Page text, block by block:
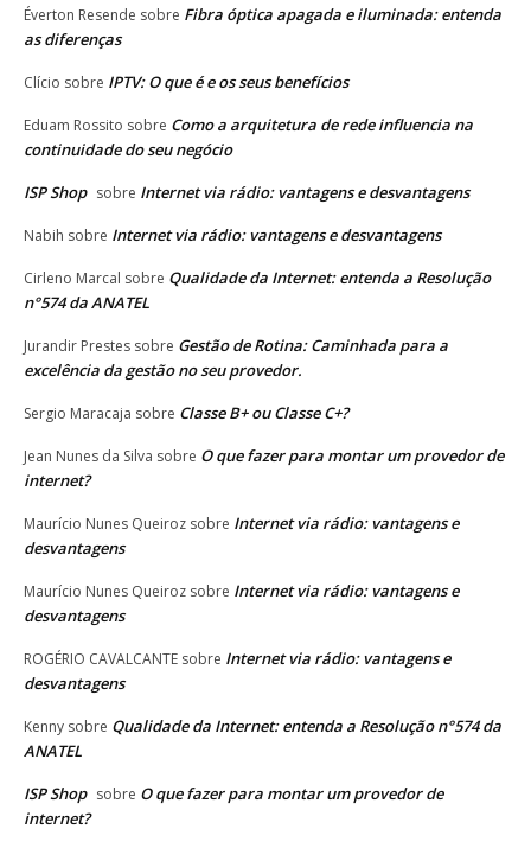
Éverton Resende sobre Fibra óptica apagada e iluminada: entenda
as diferenças
Clício sobre IPTV: O que é e os seus benefícios
Eduam Rossito sobre Como a arquitetura de rede influencia na
continuidade do seu negócio
ISP Shop sobre Internet via rádio: vantagens e desvantagens
Nabih sobre Internet via rádio: vantagens e desvantagens
Cirleno Marcal sobre Qualidade da Internet: entenda a Resolução
n°574 da ANATEL
Jurandir Prestes sobre Gestão de Rotina: Caminhada para a
excelência da gestão no seu provedor.
Sergio Maracaja sobre Classe B+ ou Classe C+?
Jean Nunes da Silva sobre O que fazer para montar um provedor de
internet?
Maurício Nunes Queiroz sobre Internet via rádio: vantagens e
desvantagens
Maurício Nunes Queiroz sobre Internet via rádio: vantagens e
desvantagens
ROGÉRIO CAVALCANTE sobre Internet via rádio: vantagens e
desvantagens
Kenny sobre Qualidade da Internet: entenda a Resolução n°574 da
ANATEL
ISP Shop sobre O que fazer para montar um provedor de
internet?